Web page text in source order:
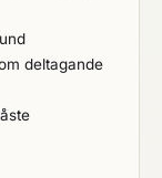
deltagande